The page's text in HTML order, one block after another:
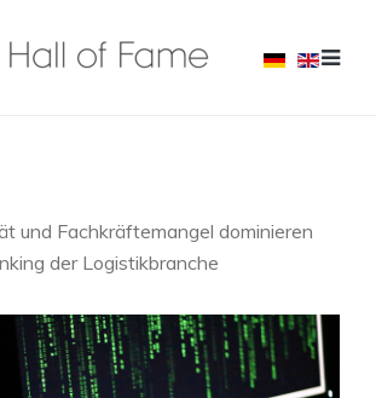
und Fachkräftemangel dominieren
der Logistikbranche